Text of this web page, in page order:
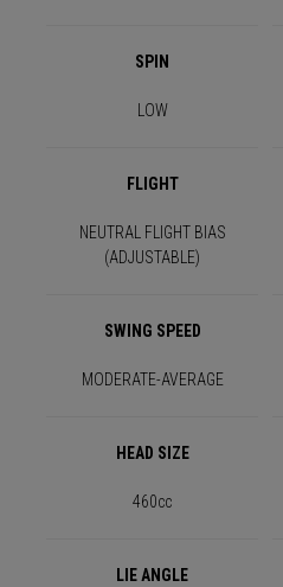
SPIN
LOW
FLIGHT
NEUTRAL FLIGHT BIAS
(ADJUSTABLE)
SWING SPEED
MODERATE-AVERAGE
HEAD SIZE
460cc
LIE ANGLE